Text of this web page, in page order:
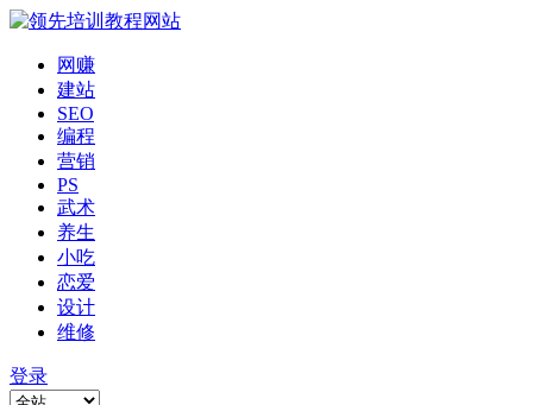
网赚
建站
SEO
编程
营销
PS
武术
养生
小吃
恋爱
设计
维修
登录